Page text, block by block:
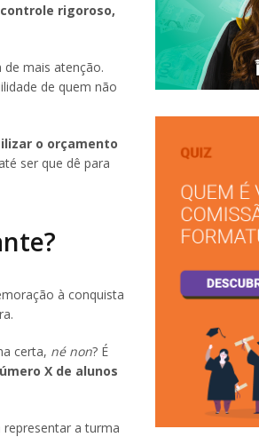
rigoroso,
mais atenção.
de quem não
o orçamento
ser que dê para
à conquista
certa, né non? É
X de alunos
a turma